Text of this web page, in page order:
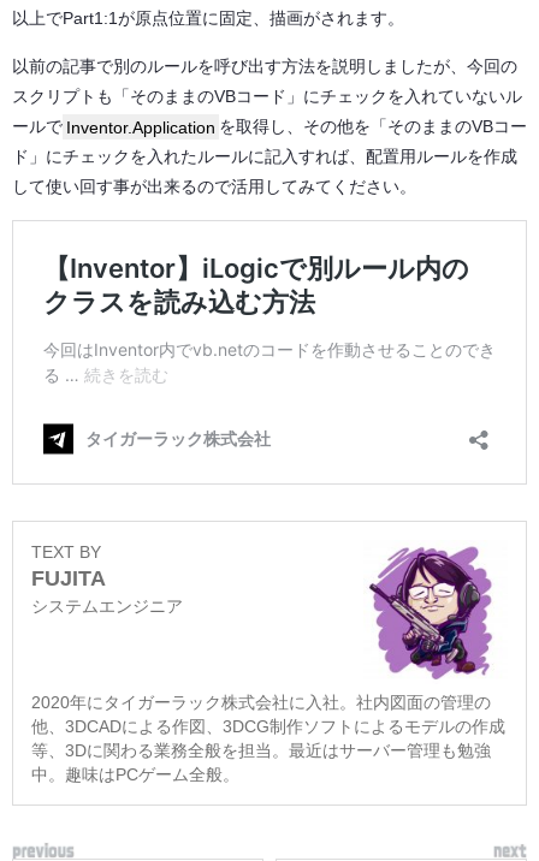
以上でPart1:1が原点位置に固定、描画がされます。
以前の記事で別のルールを呼び出す方法を説明しましたが、今回の
スクリプトも「そのままのVBコード」にチェックを入れていないル
ールで Inventor.Application を取得し、その他を「そのままのVBコー
ド」にチェックを入れたルールに記入すれば、配置用ルールを作成
して使い回す事が出来るので活用してみてください。
TEXT BY
FUJITA
システムエンジニア
2020年にタイガーラック株式会社に入社。社内図面の管理の
他、3DCADによる作図、3DCG制作ソフトによるモデルの作成
等、3Dに関わる業務全般を担当。最近はサーバー管理も勉強
中。趣味はPCゲーム全般。